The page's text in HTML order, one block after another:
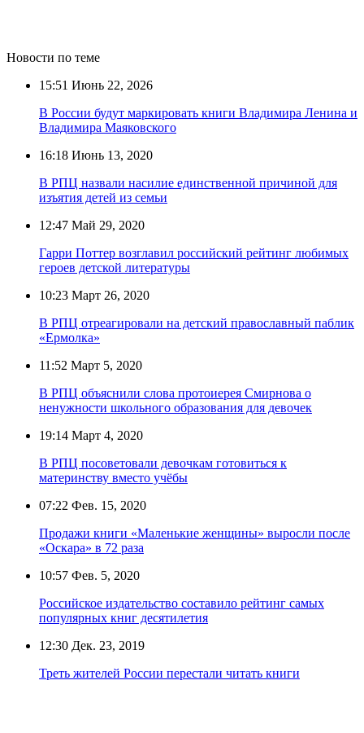
Новости по теме
15:51 Июнь 22, 2026
В России будут маркировать книги Владимира Ленина и
Владимира Маяковского
16:18 Июнь 13, 2020
В РПЦ назвали насилие единственной причиной для
изъятия детей из семьи
12:47 Май 29, 2020
Гарри Поттер возглавил российский рейтинг любимых
героев детской литературы
10:23 Март 26, 2020
В РПЦ отреагировали на детский православный паблик
«Ермолка»
11:52 Март 5, 2020
В РПЦ объяснили слова протоиерея Смирнова о
ненужности школьного образования для девочек
19:14 Март 4, 2020
В РПЦ посоветовали девочкам готовиться к
материнству вместо учёбы
07:22 Фев. 15, 2020
Продажи книги «Маленькие женщины» выросли после
«Оскара» в 72 раза
10:57 Фев. 5, 2020
Российское издательство составило рейтинг самых
популярных книг десятилетия
12:30 Дек. 23, 2019
Треть жителей России перестали читать книги